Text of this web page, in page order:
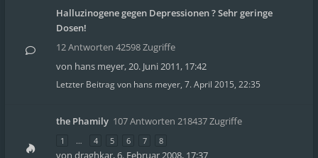
Halluzinogene gegen Depressionen ? Sehr geringe
Dosen!
12 Antworten 42598 Zugriffe
von hans meyer,20. Juni 2011, 17:42
Letzter Beitrag von hans meyer, 7. April 2015, 22:35
the Phamily 107 Antworten 218437 Zugriffe
1 … 4 5 6 7 8
von draghkar,6. Februar 2008, 17:37